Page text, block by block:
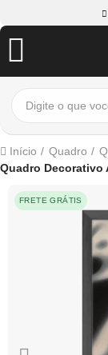
Início Quadro
Quadro Decorativo
FRETE GRÁTIS